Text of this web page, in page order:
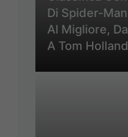
Di Spider-
Al Migliore,
A Tom Holland